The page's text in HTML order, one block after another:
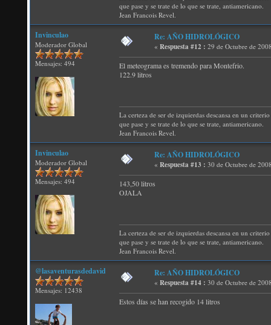
que pase y se trate de lo que se trate, antiamericano.
Jean Francois Revel.
Invinculao
Moderador Global
Mensajes: 494
Re: AÑO HIDROLÓGICO
« Respuesta #12 : 29 de Octubre de
El meteograma es tremendo para Montefrio.
122.9 litros
La certeza de ser de izquierdas descansa en un
que pase y se trate de lo que se trate, antiamericano.
Jean Francois Revel.
Invinculao
Moderador Global
Mensajes: 494
Re: AÑO HIDROLÓGICO
« Respuesta #13 : 30 de Octubre de
143,50 litros
OJALA
La certeza de ser de izquierdas descansa en un
que pase y se trate de lo que se trate, antiamericano.
Jean Francois Revel.
@lasaventurasdedavid
Mensajes: 12438
Re: AÑO HIDROLÓGICO
« Respuesta #14 : 30 de Octubre de
Estos días se han recogido 14 litros